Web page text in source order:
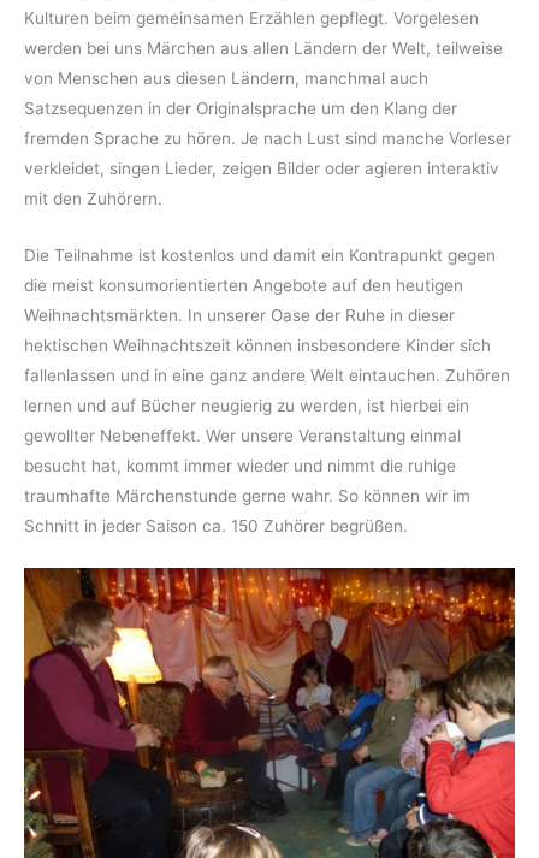
Kulturen beim gemeinsamen Erzählen gepflegt. Vorgelesen
werden bei uns Märchen aus allen Ländern der Welt, teilweise
von Menschen aus diesen Ländern, manchmal auch
Satzsequenzen in der Originalsprache um den Klang der
fremden Sprache zu hören. Je nach Lust sind manche Vorleser
verkleidet, singen Lieder, zeigen Bilder oder agieren interaktiv
mit den Zuhörern.
Die Teilnahme ist kostenlos und damit ein Kontrapunkt gegen
die meist konsumorientierten Angebote auf den heutigen
Weihnachtsmärkten. In unserer Oase der Ruhe in dieser
hektischen Weihnachtszeit können insbesondere Kinder sich
fallenlassen und in eine ganz andere Welt eintauchen. Zuhören
lernen und auf Bücher neugierig zu werden, ist hierbei ein
gewollter Nebeneffekt. Wer unsere Veranstaltung einmal
besucht hat, kommt immer wieder und nimmt die ruhige
traumhafte Märchenstunde gerne wahr. So können wir im
Schnitt in jeder Saison ca. 150 Zuhörer begrüßen.